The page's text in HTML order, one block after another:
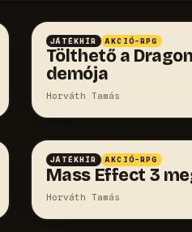
JÁTÉKHÍR AKCIÓ-RPG
Tölthető a
demója
Horváth Tamás
JÁTÉKHÍR AKCIÓ-RPG
Mass Effect 3
Horváth Tamás